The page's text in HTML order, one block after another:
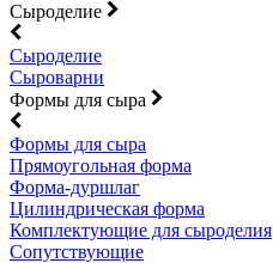
Сыроделие
Сыроделие
Сыроварни
Формы для сыра
Формы для сыра
Прямоугольная форма
Форма-дуршлаг
Цилиндрическая форма
Комплектующие для сыроделия
Сопутствующие